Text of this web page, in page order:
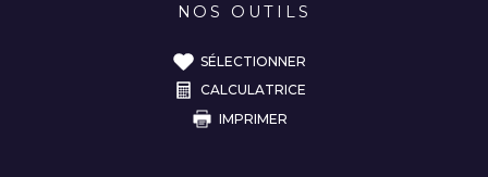
NOS OUTILS
SÉLECTIONNER
CALCULATRICE
IMPRIMER